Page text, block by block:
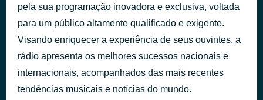
pela sua programação inovadora e exclusiva, voltada
para um público altamente qualificado e exigente.
Visando enriquecer a experiência de seus ouvintes, a
rádio apresenta os melhores sucessos nacionais e
internacionais, acompanhados das mais recentes
tendências musicais e notícias do mundo.